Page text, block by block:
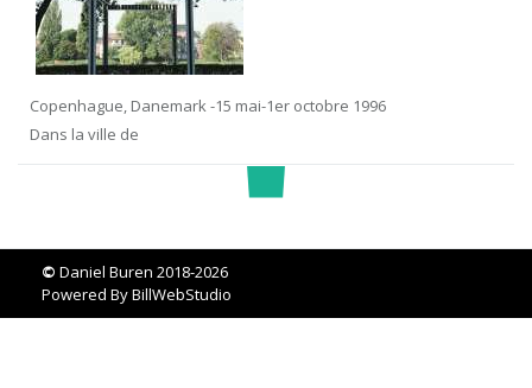
Copenhague, Danemark -15 mai-1er octobre 1996
Dans la ville de
© Daniel Buren 2018-2026
Powered ByBillWebStudio